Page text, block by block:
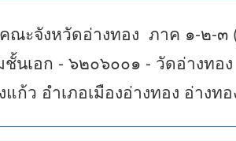
ณะจังหวัดอ่างทอง ภาค ๑-๒-๓
นเอก - ๖๒๐๖๐๐๑ - วัดอ่างทอง
ก้ว อำเภอเมืองอ่างทอง อ่างทอ